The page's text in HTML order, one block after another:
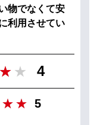
物でなくて安
利用させてい
4
5